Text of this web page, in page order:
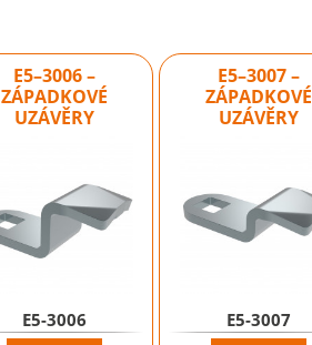
E5–3006 –
ZÁPADKOVÉ
UZÁVĚRY
E5-3006
E5–3007 –
ZÁPADKOVÉ
UZÁVĚRY
E5-3007